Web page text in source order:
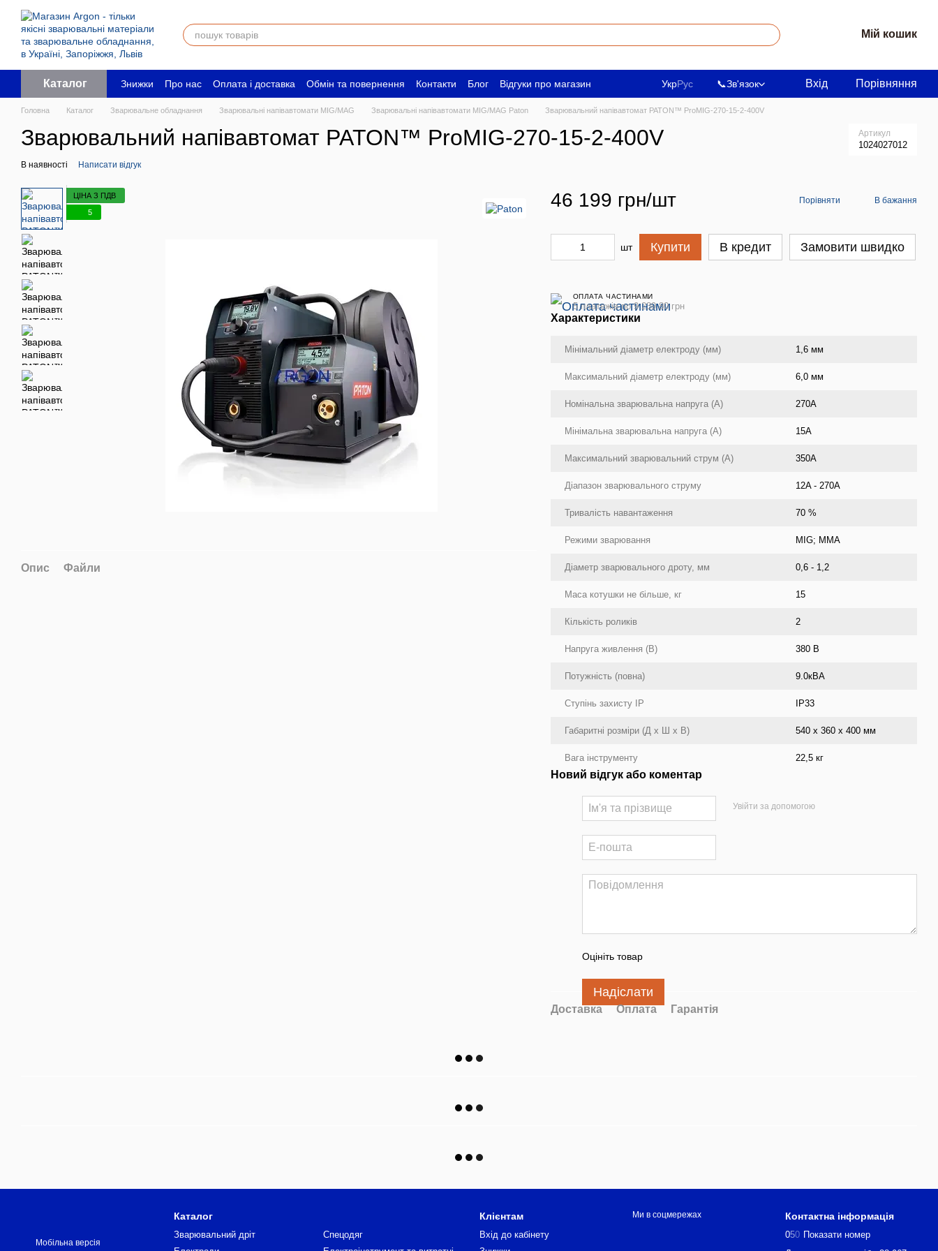
Перейти до основного контенту
Мій кошик
Каталог Знижки Про нас Оплата і доставка Обмін та повернення Контакти Блог
Відгуки про магазин
Угода користувача
Юридичним особам Вакансії
УкрРус 📞Зв'язок Вхід Порівняння
Головна Каталог Зварювальне обладнання Зварювальні напівавтомати MIG/MAG Зварювальні напівавтомати MIG/MAG Paton Зварювальний напівавтомат PATON™ ProMIG-270-15-2-400V
Зварювальний напівавтомат PATON™ ProMIG-270-15-2-400V Артикул
1024027012
В наявності Написати відгук
ЦІНА З ПДВ
5
Опис Файли
46 199 грн/шт Порівняти В бажання
шт Купити В кредит Замовити швидко
ОПЛАТА ЧАСТИНАМИ
5 платежів по 9 239.80 грн
Характеристики
Мінімальний діаметр електроду (мм) 1,6 мм
Максимальний діаметр електроду (мм) 6,0 мм
Номінальна зварювальна напруга (А) 270А
Мінімальна зварювальна напруга (А) 15А
Максимальний зварювальний струм (А) 350А
Діапазон зварювального струму 12A - 270A
Тривалість навантаження 70 %
Режими зварювання MIG; MMA
Діаметр зварювального дроту, мм 0,6 - 1,2
Маса котушки не більше, кг 15
Кількість роликів 2
Напруга живлення (В) 380 В
Потужність (повна) 9.0кВА
Ступінь захисту IP IP33
Габаритні розміри (Д х Ш х В) 540 х 360 х 400 мм
Вага інструменту 22,5 кг
Новий відгук або коментар
Увійти за допомогою
Оцініть товар
Надіслати
Доставка Оплата Гарантія
Мобільна версія
Каталог
Зварювальний дріт
Спецодяг
Клієнтам
Вхід до кабінету
Ми в соцмережах Контактна інформація
050 Показати номер